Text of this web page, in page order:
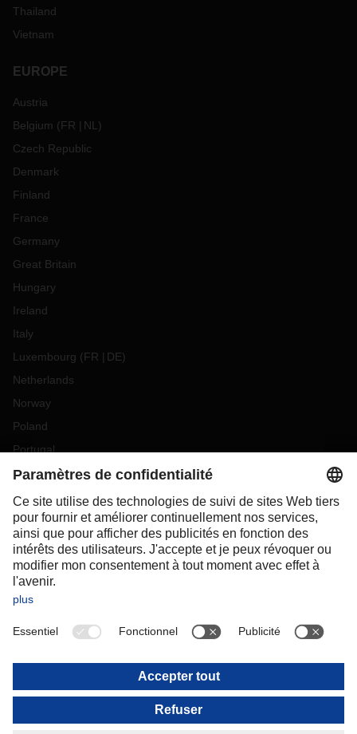
Thailand
Vietnam
EUROPE
Austria
Belgium (FR NL )
Czech Republic
Denmark
Finland
France
Germany
Great Britain
Hungary
Ireland
Italy
Luxembourg (FR DE)
Netherlands
Norway
Poland
Portugal
Romania
Slovakia
Spain
Sweden
Switzerland(DE FR)
Turkey
OCEANIA